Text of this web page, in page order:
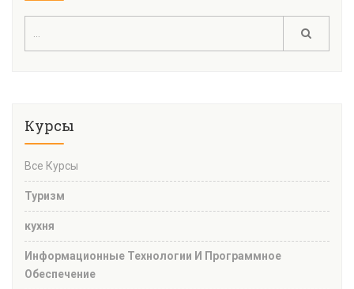
Курсы
Все Курсы
Туризм
кухня
Информационные Технологии И Программное
Обеспечение